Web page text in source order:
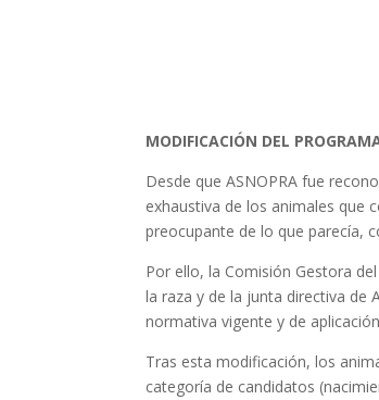
MODIFICACIÓN DEL
Desde que ASNOPRA fue
exhaustiva de los animales que
preocupante de lo que parecía,
Por ello, la Comisión Gestora
la raza y de la junta directiva de
normativa vigente y de
Tras esta modificación, los
categoría de candidatos